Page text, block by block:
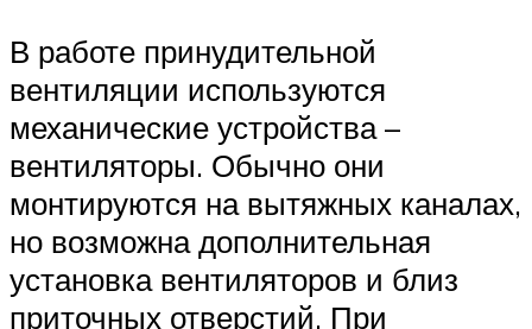
В работе принудительной
вентиляции используются
механические устройства –
вентиляторы. Обычно они
монтируются на вытяжных каналах,
но возможна дополнительная
установка вентиляторов и близ
приточных отверстий. При